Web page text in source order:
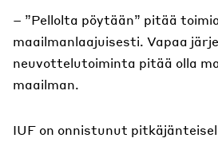
– ”Pellolta pöytään” pitää
maailmanlaajuisesti. Vapaa
neuvottelutoiminta pitää olla
maailman.
IUF on onnistunut